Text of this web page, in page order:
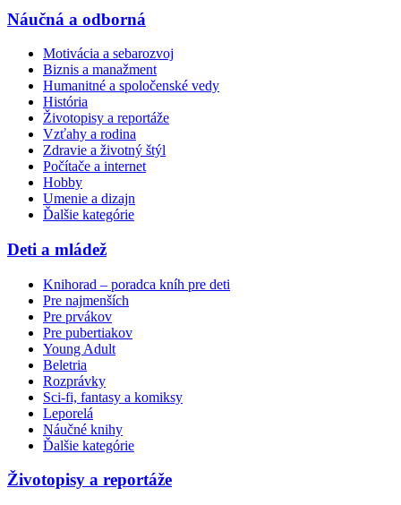
Náučná a odborná
Motivácia a sebarozvoj
Biznis a manažment
Humanitné a spoločenské vedy
História
Životopisy a reportáže
Vzťahy a rodina
Zdravie a životný štýl
Počítače a internet
Hobby
Umenie a dizajn
Ďalšie kategórie
Deti a mládež
Knihorad – poradca kníh pre deti
Pre najmenších
Pre prvákov
Pre pubertiakov
Young Adult
Beletria
Rozprávky
Sci-fi, fantasy a komiksy
Leporelá
Náučné knihy
Ďalšie kategórie
Životopisy a reportáže